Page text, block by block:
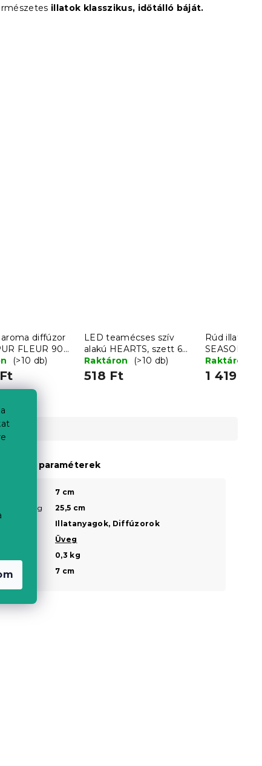
illatok klasszikus, időtálló báját.
aroma diffúzor
FLEUR 90
(>10 db)
LED teamécses szív
alakú HEARTS, szett 6
db
Raktáron (>10 db)
518 Ft
Rúd illatosító
SEASONAL
Raktáron
1 419 Ft
paraméterek
7 cm
Magasság 25,5 cm
Illatanyagok, Diffúzorok
Üveg
0,3 kg
7 cm